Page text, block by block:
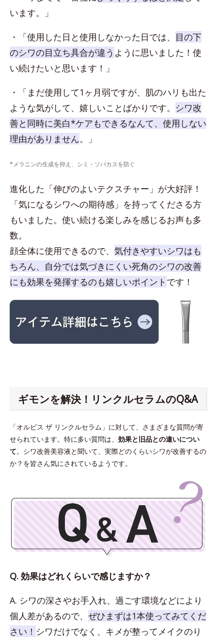
います。」
・「使用した日と使用しなかった日では、 目の下
のシワの目立ち具合が違う ように思いました！使
い続けたいと思います！」
・「まだ使用して1ヶ月弱ですが、肌のハリも出た
ような気がして、嬉しいことばかりです。 シワ改
善と同時に美白*ケアもできるなんて、使用しない
理由がありません。」
*メラニンの生成を抑え、シミ・ソバカスを防ぐ
進化した「伸びのよいテクスチャー」が大好評！
「気になるシワへの期待感」を持ってくださる方
もいました。使い続ける楽しみを感じるお声も多
数。
顔全体に使用できるので、 気付きやすいシワはも
ちろん、自分では気づきにくい死角のシワの改善
にも効果を発揮するのも嬉しいポイント です！
ギモンを解決！リンクルセラムのQ&A
「オルビス ザ リンクルセラム」に対して、さまざまな質問が寄
せられています。特に多い質問は、 効果と旧品との違いについ
て。シワ改善美容液と聞いて、実際どのくらいシワが改善するの
か？を皆さん気にされているようです。
Q. 効果はどれくらいで感じますか？
A. シワの深さやお手入れ、過ごす環境などにより
個人差があるので、 ぜひまずは1本使ってみてくだ
さい！ シワだけでなく、キメが整ってメイクのり